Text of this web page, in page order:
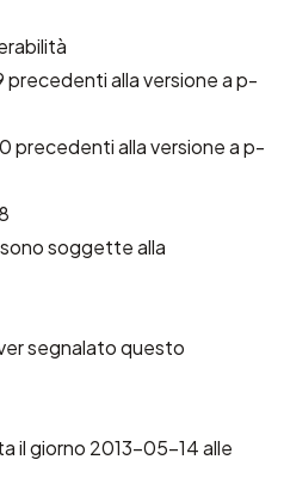
precedenti alla versione a p-
precedenti alla versione a p-
sono soggette alla
segnalato questo
il giorno 2013-05-14 alle